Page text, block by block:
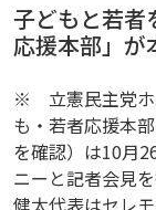
子どもと若者
応援本部」が
※ 立憲民主党ホ
も・若者応援本
を確認）は10月
ニーと記者会見
健太代表はセレ